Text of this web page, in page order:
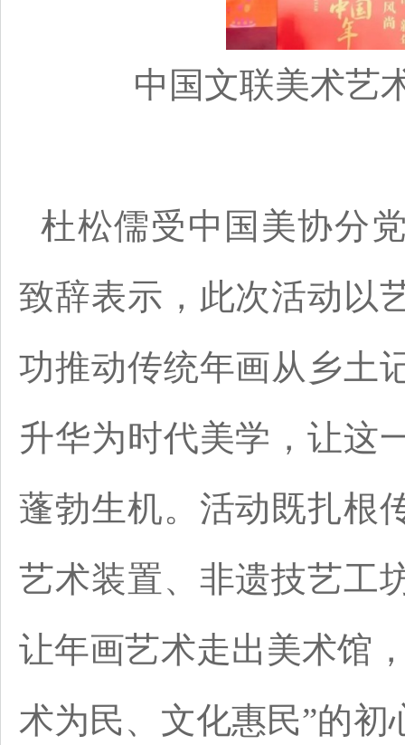
中国文联美术艺
杜松儒受中国美协分
致辞表示，此次活动以
功推动传统年画从乡土
升华为时代美学，让这
蓬勃生机。活动既扎根
艺术装置、非遗技艺工
让年画艺术走出美术馆
术为民、文化惠民”的